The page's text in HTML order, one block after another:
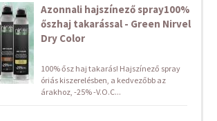
Azonnali hajszínező spray100%
őszhaj takarással - Green Nirvel
Dry Color
100% ősz haj takarás! Hajszínező spray
óriás kiszerelésben, a kedvezőbb az
árakhoz, -25% -V.O.C...